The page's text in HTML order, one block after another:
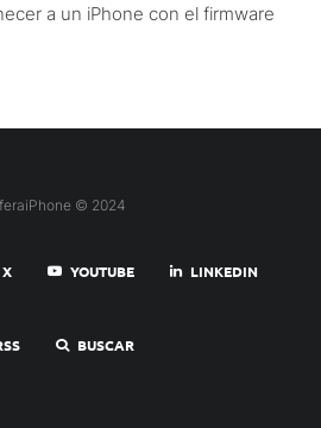
a un iPhone con el firmware
© 2024
X YOUTUBE LINKEDIN
BUSCAR